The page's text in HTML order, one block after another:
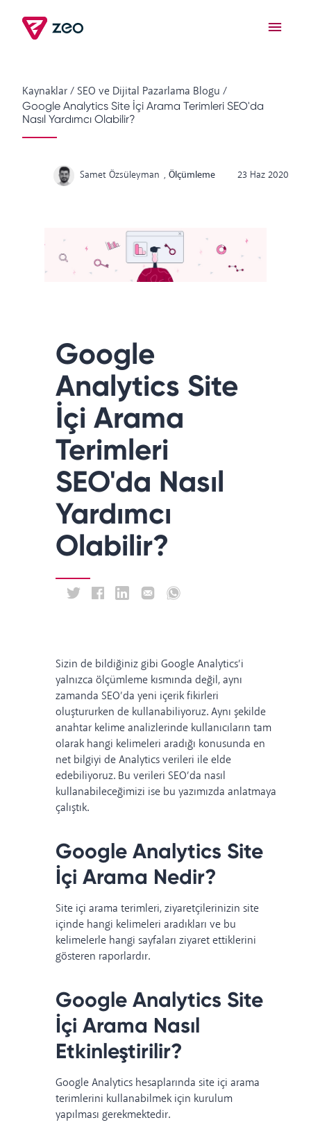
Kaynaklar/SEO ve Dijital Pazarlama Blogu /
Google Analytics Site İçi Arama Terimleri SEO'da
Nasıl Yardımcı Olabilir?
Samet Özsüleyman , Ölçümleme 23 Haz 2020
Google
Analytics Site
İçi Arama
Terimleri
SEO'da Nasıl
Yardımcı
Olabilir?
Sizin de bildiğiniz gibi Google Analytics’i
yalnızca ölçümleme kısmında değil, aynı
zamanda SEO’da yeni içerik fikirleri
oluştururken de kullanabiliyoruz. Aynı şekilde
anahtar kelime analizlerinde kullanıcıların tam
olarak hangi kelimeleri aradığı konusunda en
net bilgiyi de Analytics verileri ile elde
edebiliyoruz. Bu verileri SEO’da nasıl
kullanabileceğimizi ise bu yazımızda anlatmaya
çalıştık.
Google Analytics Site
İçi Arama Nedir?
Site içi arama terimleri, ziyaretçilerinizin site
içinde hangi kelimeleri aradıkları ve bu
kelimelerle hangi sayfaları ziyaret ettiklerini
gösteren raporlardır.
Google Analytics Site
İçi Arama Nasıl
Etkinleştirilir?
Google Analytics hesaplarında site içi arama
terimlerini kullanabilmek için kurulum
yapılması gerekmektedir.